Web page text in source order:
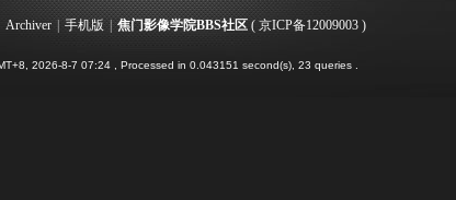
Archiver | 手机版 | 焦门影像学院BBS社区( 京ICP备12009003)
2026-8-7 07:24 , Processed in 0.043151 second(s), 23 queries .